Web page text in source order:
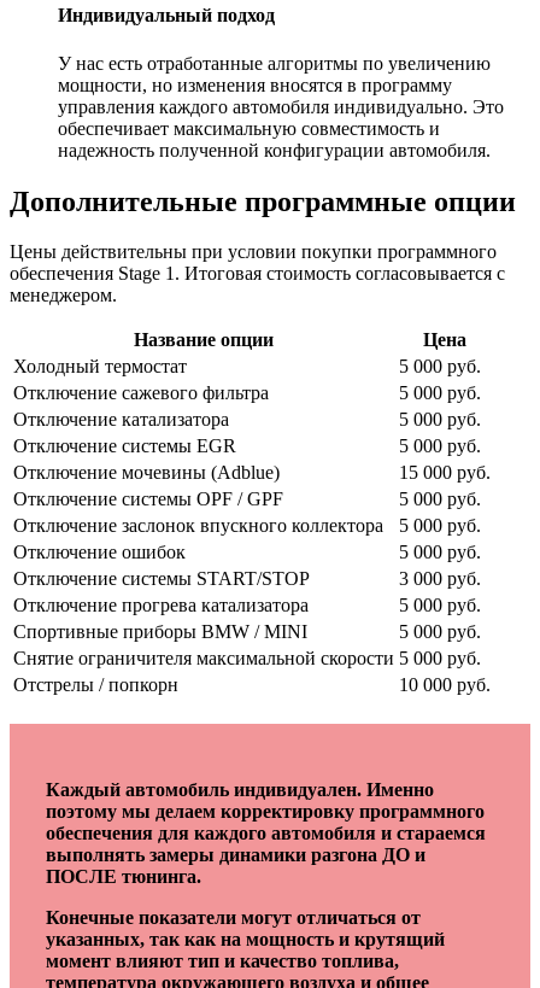
Индивидуальный подход
У нас есть отработанные алгоритмы по увеличению
мощности, но изменения вносятся в программу
управления каждого автомобиля индивидуально. Это
обеспечивает максимальную совместимость и
надежность полученной конфигурации автомобиля.
Дополнительные программные опции
Цены действительны при условии покупки программного
обеспечения Stage 1. Итоговая стоимость согласовывается с
менеджером.
Название опции
Цена
Холодный термостат
5 000 руб.
Отключение сажевого фильтра
5 000 руб.
Отключение катализатора
5 000 руб.
Отключение системы EGR
5 000 руб.
Отключение мочевины (Adblue)
15 000 руб.
Отключение системы OPF / GPF
5 000 руб.
Отключение заслонок впускного коллектора
5 000 руб.
Отключение ошибок
5 000 руб.
Отключение системы START/STOP
3 000 руб.
Отключение прогрева катализатора
5 000 руб.
Спортивные приборы BMW / MINI
5 000 руб.
Снятие ограничителя максимальной скорости 5 000 руб.
Отстрелы / попкорн
10 000 руб.
Каждый автомобиль индивидуален. Именно
поэтому мы делаем корректировку программного
обеспечения для каждого автомобиля и стараемся
выполнять замеры динамики разгона ДО и
ПОСЛЕ тюнинга.
Конечные показатели могут отличаться от
указанных, так как на мощность и крутящий
момент влияют тип и качество топлива,
температура окружающего воздуха и общее